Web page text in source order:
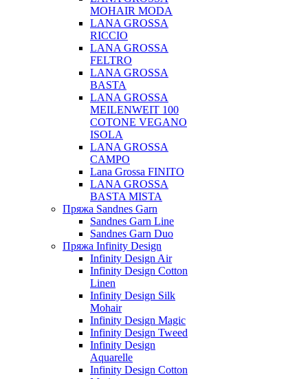
MOHAIR MODA
LANA GROSSA
RICCIO
LANA GROSSA
FELTRO
LANA GROSSA
BASTA
LANA GROSSA
MEILENWEIT 100
COTONE VEGANO
ISOLA
LANA GROSSA
CAMPO
Lana Grossa FINITO
LANA GROSSA
BASTA MISTA
Пряжа Sandnes Garn
Sandnes Garn Line
Sandnes Garn Duo
Пряжа Infinity Design
Infinity Design Air
Infinity Design Cotton
Linen
Infinity Design Silk
Mohair
Infinity Design Magic
Infinity Design Tweed
Infinity Design
Aquarelle
Infinity Design Cotton